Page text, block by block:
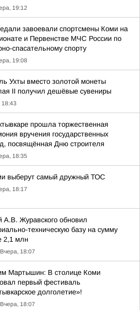
19:12
завоевали спортсмены Коми на
и Первенстве МЧС России по
спасательному спорту
19:08
Ухты вместо золотой монеты
II получил дешёвые сувениры
18:43
прошла торжественная
вручения государственных
посвящённая Дню строителя
18:35
выберут самый дружный ТОС
18:17
А.В. Журавского обновил
техническую базу на сумму
2,1 млн
Вчера, 18:07
Мартышин: В столице Коми
первый фестиваль
долголетие»!
Вчера, 18:07